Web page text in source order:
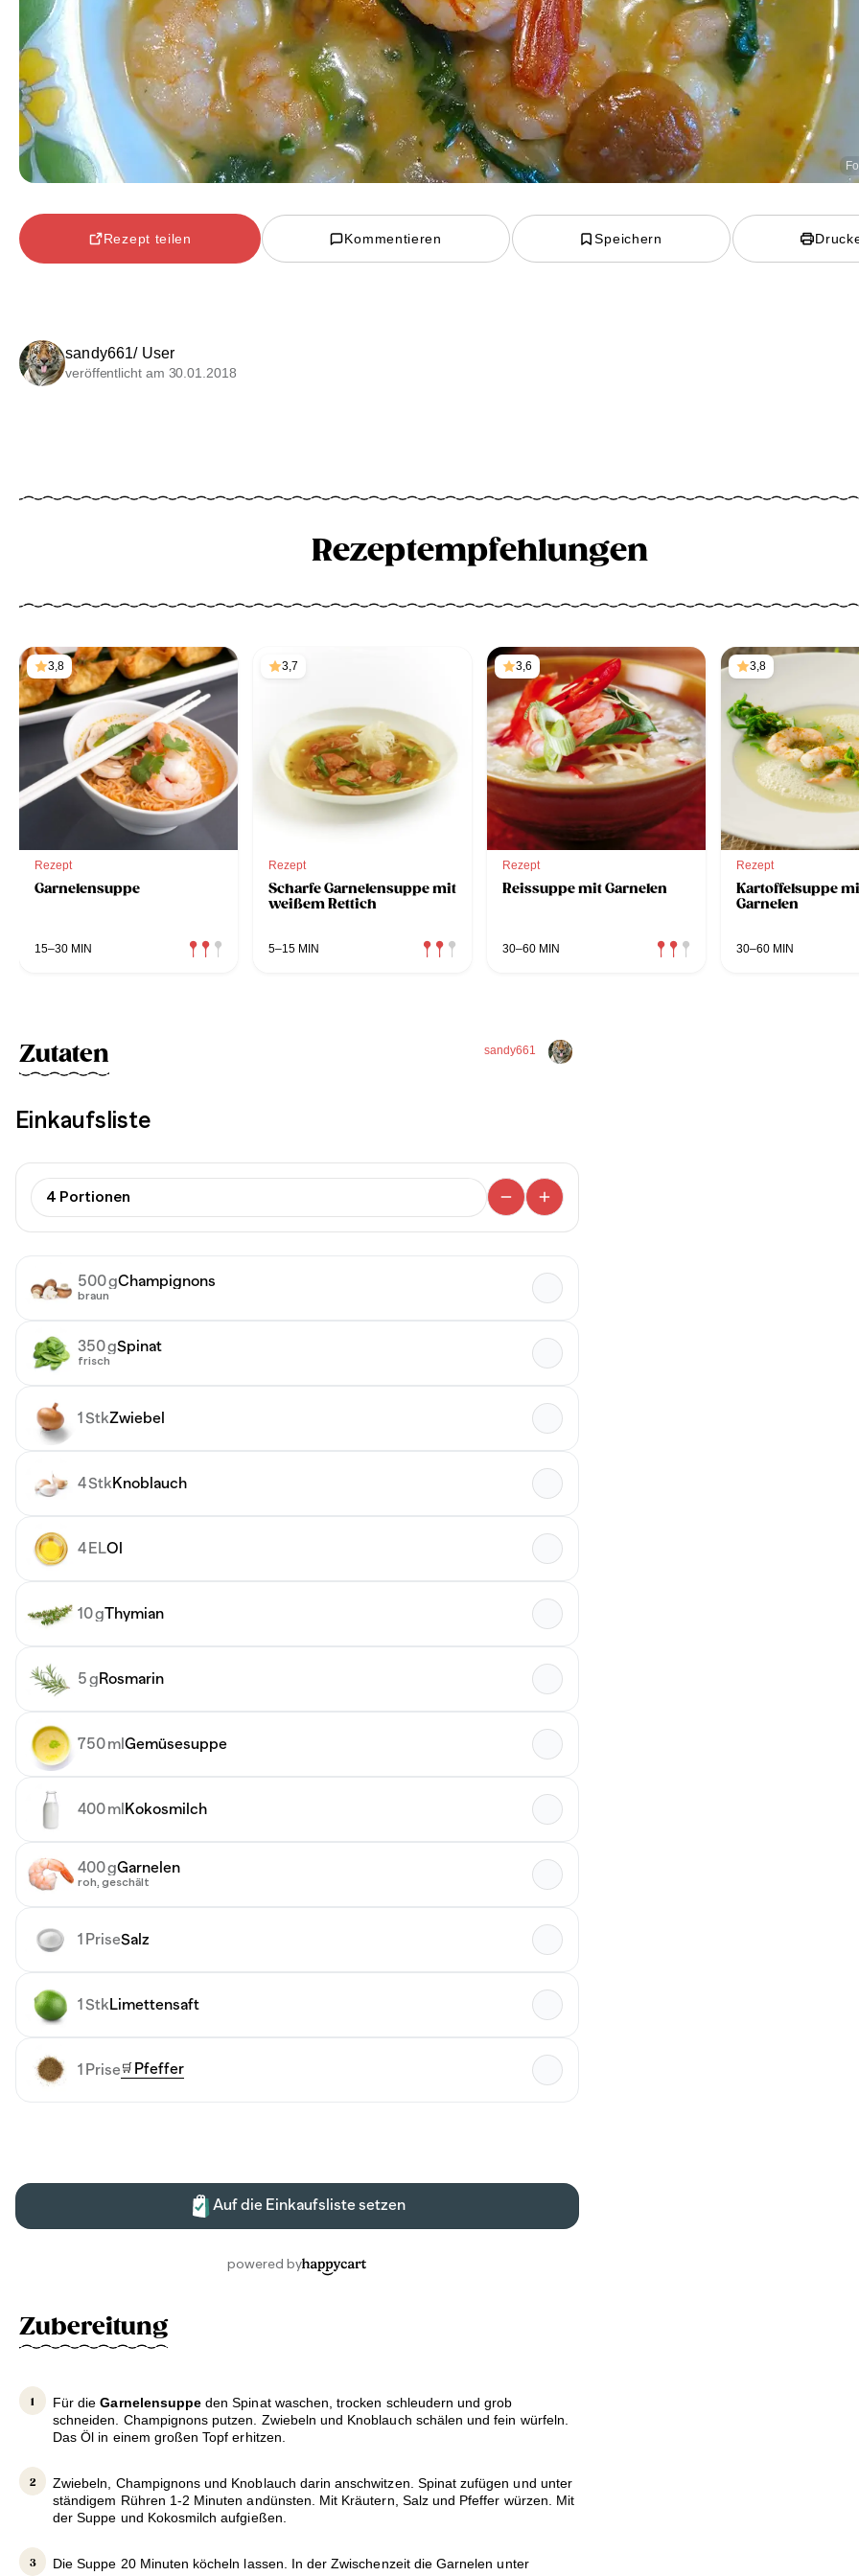
Rezept teilen Kommentieren Speichern
sandy661/ User
veröffentlicht am 30.01.2018
Rezeptempfehlungen
3,8
Rezept
Garnelensuppe
15–30 MIN
3,7
Rezept
Scharfe Garnelensuppe mit
weißem Rettich
5–15 MIN
3,6
Rezept
Reissuppe mit Garnelen
30–60 MIN
3,8
Rezept
Kartoffelsuppe
Garnelen
30–60 MIN
sandy661
Zutaten
Zubereitung
Für dieGarnelensuppe den Spinat waschen, trocken schleudern und grob
schneiden. Champignons putzen. Zwiebeln und Knoblauch schälen und fein würfeln.
Das Öl in einem großen Topf erhitzen.
Zwiebeln, Champignons und Knoblauch darin anschwitzen. Spinat zufügen und unter
ständigem Rühren 1-2 Minuten andünsten. Mit Kräutern, Salz und Pfeffer würzen. Mit
der Suppe und Kokosmilch aufgießen.
Die Suppe 20 Minuten köcheln lassen. In der Zwischenzeit die Garnelen unter